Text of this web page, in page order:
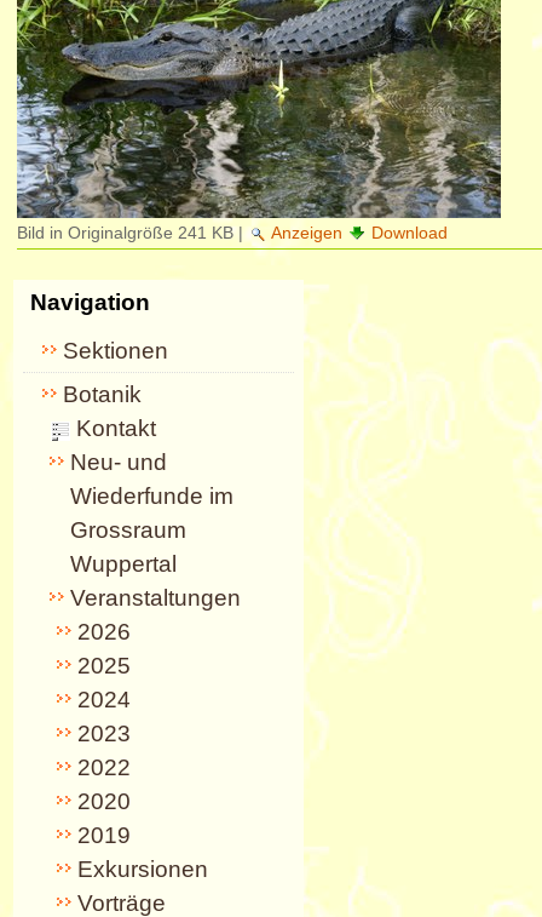
Bild in Originalgröße 241 KB| Anzeigen Download
Navigation
Sektionen
Botanik
Kontakt
Neu- und
Wiederfunde im
Grossraum
Wuppertal
Veranstaltungen
2026
2025
2024
2023
2022
2020
2019
Exkursionen
Vorträge